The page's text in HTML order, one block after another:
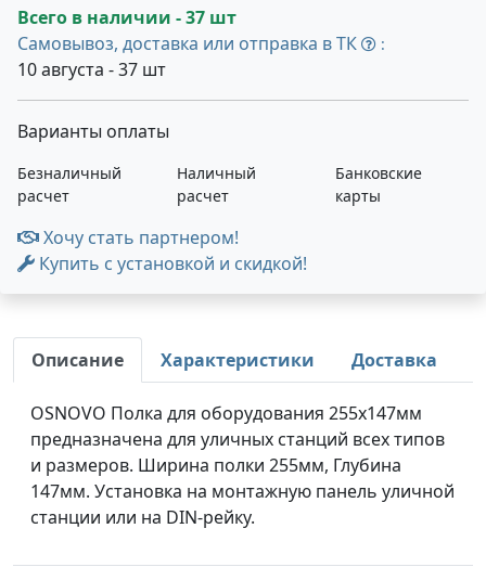
Всего в наличии - 37 шт
Самовывоз, доставка или отправка в ТК
:
10 августа - 37 шт
Варианты оплаты
Безналичный
расчет
Наличный
расчет
Банковские
карты
Хочу стать партнером!
Купить с установкой и скидкой!
Описание Характеристики Доставка
OSNOVO Полка для оборудования 255х147мм
предназначена для уличных станций всех типов
и размеров. Ширина полки 255мм, Глубина
147мм. Установка на монтажную панель уличной
станции или на DIN-рейку.